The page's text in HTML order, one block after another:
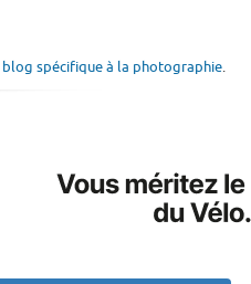
blog spécifique à la photographie.